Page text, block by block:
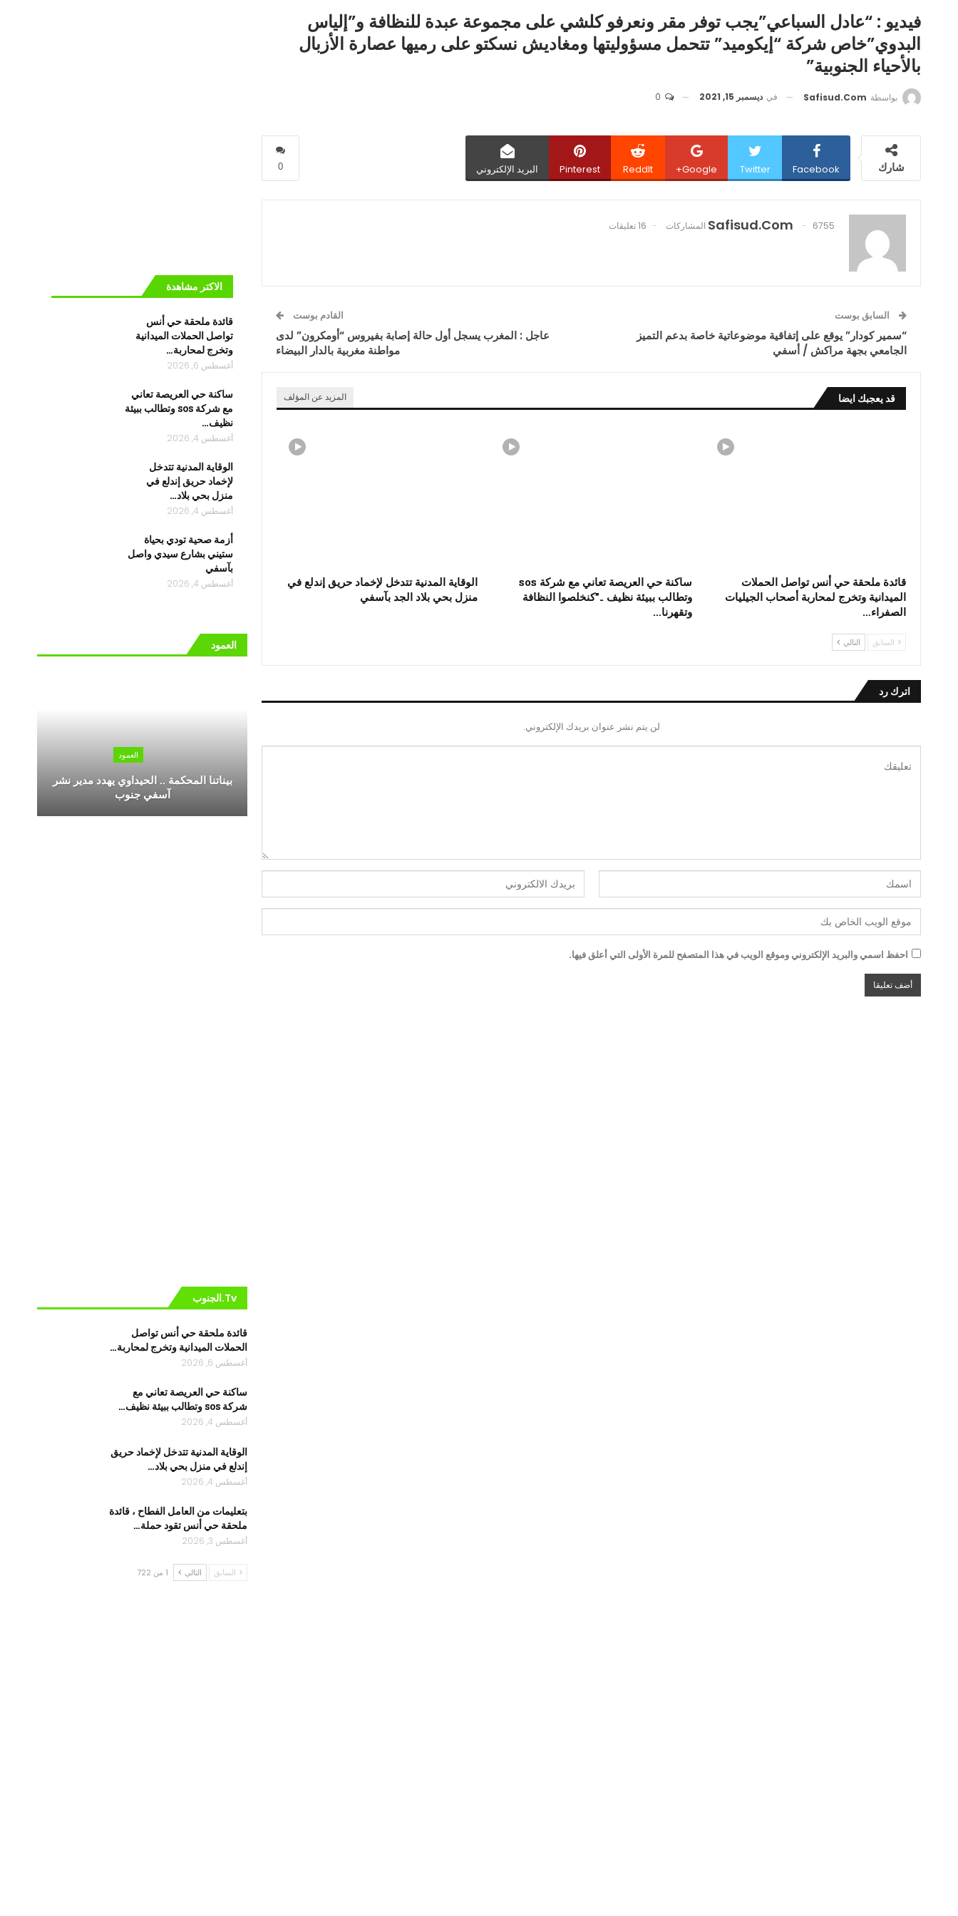
فيديو : “عادل السباعي”يجب توفر مقر ونعرفو كلشي على مجموعة عبدة للنظافة و”إلياس
البدوي”خاص شركة “إيكوميد” تتحمل مسؤوليتها ومغاديش نسكتو على رميها عصارة الأزبال
بالأحياء الجنوبية”
بواسطة Safisud.com في ديسمبر 15, 2021
0 شارك Facebook
Twitter
Google+
ReddIt
Pinterest البريد الإلكتروني
Safisud.com 6755 المشاركات 16 تعليقات
السابق بوست
“سمير كودار” يوقع على إتفاقية موضوعاتية خاصة بدعم التميز
الجامعي بجهة مراكش / أسفي
القادم بوست
عاجل : المغرب يسجل أول حالة إصابة بفيروس “أومكرون” لدى
مواطنة مغربية بالدار البيضاء
قد يعجبك ايضا المزيد عن المؤلف
قائدة ملحقة حي أنس تواصل الحملات
الميدانية وتخرج لمحاربة أصحاب الجيليات
الصفراء…
ساكنة حي العريصة تعاني مع شركة sos
وتطالب ببيئة نظيف ..”كنخلصوا النظافة
وتقهرنا…
الوقاية المدنية تتدخل لإخماد حريق إندلع في
منزل بحي بلاد الجد بآسفي
السابق التالي
اترك رد
لن يتم نشر عنوان بريدك الإلكتروني.
احفظ اسمي والبريد الإلكتروني وموقع الويب في هذا المتصفح للمرة الأولى التي أعلق فيها.
الاكتر مشاهدة
قائدة ملحقة حي أنس
تواصل الحملات الميدانية
وتخرج لمحاربة…
أغسطس 6, 2026
ساكنة حي العريصة تعاني
مع شركة sos وتطالب ببيئة
نظيف…
أغسطس 4, 2026
الوقاية المدنية تتدخل
لإخماد حريق إندلع في
منزل بحي بلاد…
أغسطس 4, 2026
أزمة صحية ‎تودي بحياة
ستيني بشارع سيدي واصل
بآسفي
أغسطس 4, 2026
العمود
العمود
بيناتنا المحكمة .. الحيداوي يهدد مدير نشر
آسفي جنوب
Tv.الجنوب
قائدة ملحقة حي أنس تواصل
الحملات الميدانية وتخرج لمحاربة…
أغسطس 6, 2026
ساكنة حي العريصة تعاني مع
شركة sos وتطالب ببيئة نظيف…
أغسطس 4, 2026
الوقاية المدنية تتدخل لإخماد حريق
إندلع في منزل بحي بلاد…
أغسطس 4, 2026
بتعليمات من العامل الفطاح ، قائدة
ملحقة حي أنس تقود حملة…
أغسطس 3, 2026
السابق التالي 1 من 722